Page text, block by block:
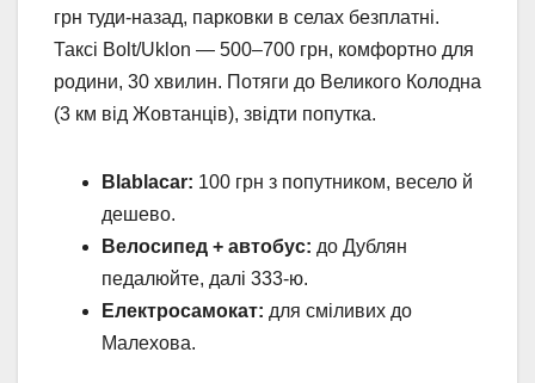
грн туди-назад, парковки в селах безплатні.
Таксі Bolt/Uklon — 500–700 грн, комфортно для
родини, 30 хвилин. Потяги до Великого Колодна
(3 км від Жовтанців), звідти попутка.
Blablacar: 100 грн з попутником, весело й
дешево.
Велосипед + автобус: до Дублян
педалюйте, далі 333-ю.
Електросамокат: для сміливих до
Малехова.